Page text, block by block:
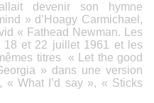
devenir son hymne
» d’Hoagy Carmichael,
« Fathead Newman. Les
18 et 22 juillet 1961 et les
titres « Let the good
» dans une version
« What I’d say », « Sticks